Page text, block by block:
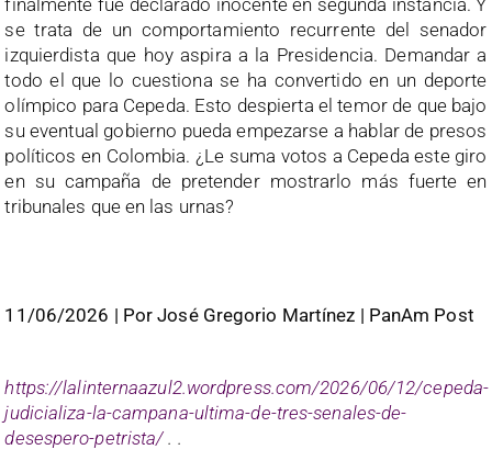
finalmente fue declarado inocente en segunda instancia. Y
se trata de un comportamiento recurrente del senador
izquierdista que hoy aspira a la Presidencia. Demandar a
todo el que lo cuestiona se ha convertido en un deporte
olímpico para Cepeda. Esto despierta el temor de que bajo
su eventual gobierno pueda empezarse a hablar de presos
políticos en Colombia. ¿Le suma votos a Cepeda este giro
en su campaña de pretender mostrarlo más fuerte en
tribunales que en las urnas?
11/06/2026 | PorJosé Gregorio Martínez | PanAm Post
https://lalinternaazul2.wordpress.com/2026/06/12/cepeda-
judicializa-la-campana-ultima-de-tres-senales-de-
desespero-petrista/ . .